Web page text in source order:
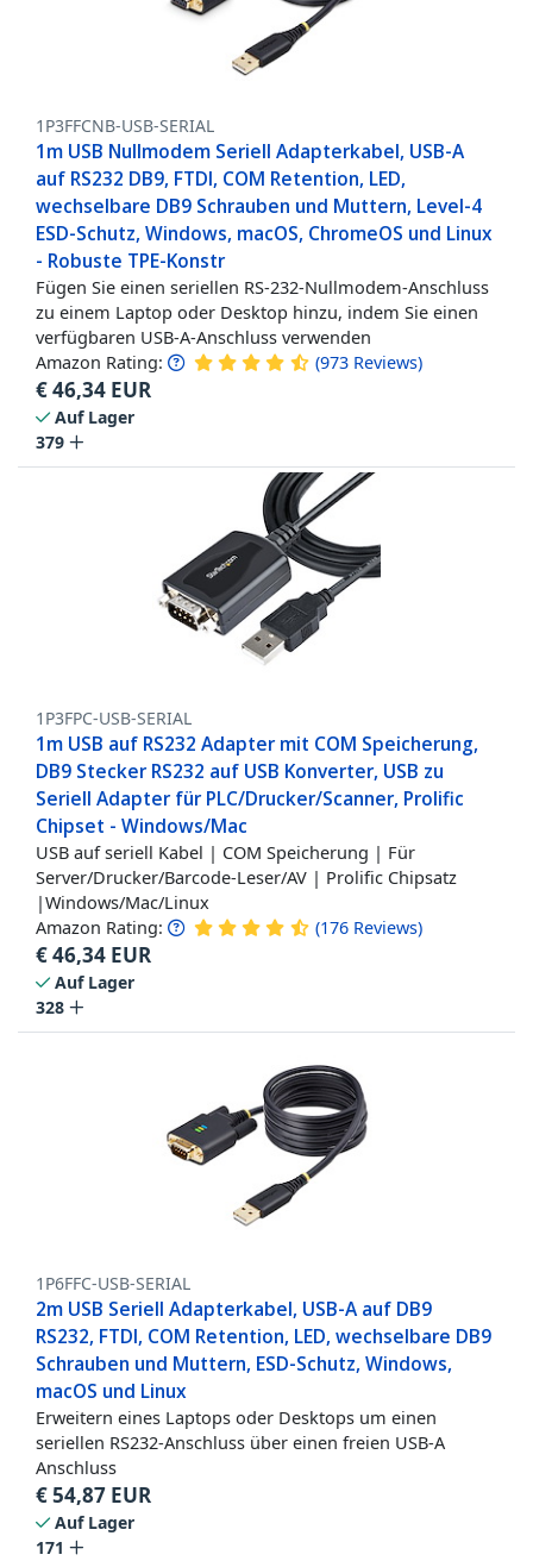
1P3FFCNB-USB-SERIAL
1m USB Nullmodem Seriell Adapterkabel, USB-A
auf RS232 DB9, FTDI, COM Retention, LED,
wechselbare DB9 Schrauben und Muttern, Level-4
ESD-Schutz, Windows, macOS, ChromeOS und Linux
- Robuste TPE-Konstr
Fügen Sie einen seriellen RS-232-Nullmodem-Anschluss
zu einem Laptop oder Desktop hinzu, indem Sie einen
verfügbaren USB-A-Anschluss verwenden
Amazon Rating: (973 Reviews)
€46,34 EUR
Auf Lager
379
1P3FPC-USB-SERIAL
1m USB auf RS232 Adapter mit COM Speicherung,
DB9 Stecker RS232 auf USB Konverter, USB zu
Seriell Adapter für PLC/Drucker/Scanner, Prolific
Chipset - Windows/Mac
USB auf seriell Kabel | COM Speicherung | Für
Server/Drucker/Barcode-Leser/AV | Prolific Chipsatz
|Windows/Mac/Linux
Amazon Rating: (176 Reviews)
€46,34 EUR
Auf Lager
328
1P6FFC-USB-SERIAL
2m USB Seriell Adapterkabel, USB-A auf DB9
RS232, FTDI, COM Retention, LED, wechselbare DB9
Schrauben und Muttern, ESD-Schutz, Windows,
macOS und Linux
Erweitern eines Laptops oder Desktops um einen
seriellen RS232-Anschluss über einen freien USB-A
Anschluss
€54,87 EUR
Auf Lager
171